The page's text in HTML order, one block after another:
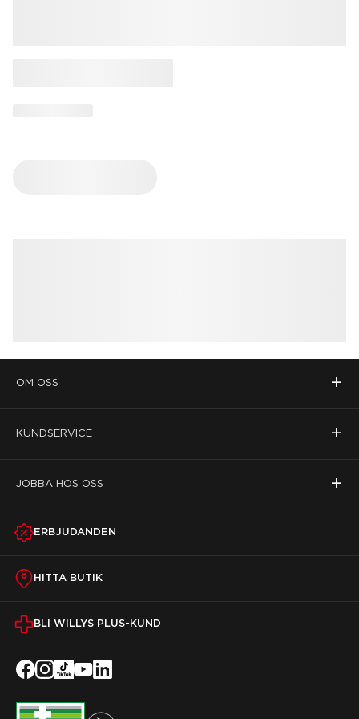
OM OSS +
KUNDSERVICE +
JOBBA HOS OSS +
ERBJUDANDEN
HITTA BUTIK
BLI WILLYS PLUS-KUND